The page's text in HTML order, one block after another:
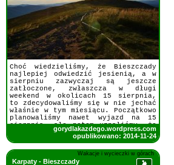
Choć wiedzieliśmy, że Bieszczady
najlepiej odwiedzić jesienią, a w
sierpniu zazwyczaj są jeszcze
zatłoczone, zwłaszcza w długi
weekend w okolicach 15 sierpnia,
to zdecydowaliśmy się w nie jechać
właśnie w tym miesiącu. Początkowo
planowaliśmy nawet wyjazd na 15
sierpnia, ale potem uznaliśmy, że
lepiej ominąć ten tłok i
pojechaliśmy we wtorek po długim
gorydlakazdego.wordpress.com
opublikowano: 2014-11-24
Wakacje i wycieczki w górach
Karpaty - Bieszczady